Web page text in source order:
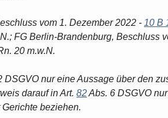
vom 1. Dezember 2022 - 10 B
FG Berlin-Brandenburg, Beschluss
20 m.w.N.
DSGVO nur eine Aussage über den
darauf in Art. 82Abs. 6 DSGVO
beziehen.